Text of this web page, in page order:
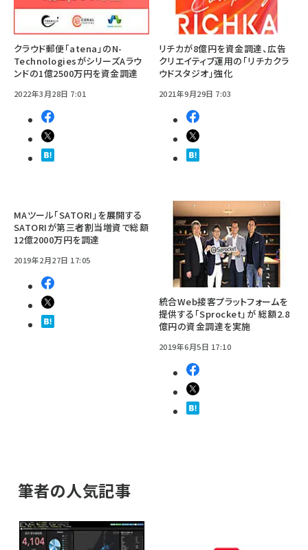
クラウド郵便「atena」のN-
TechnologiesがシリーズAラウ
ンドの1億2500万円を資金調達
2022年3月28日 7:01
リチカが8億円を資金調達、広告
クリエイティブ運用の「リチカクラ
ウドスタジオ」強化
2021年9月29日 7:03
MAツール「SATORI」を展開する
SATORIが第三者割当増資で総額
12億2000万円を調達
2019年2月27日 17:05
統合Web接客プラットフォームを
提供する「Sprocket」が 総額2.8
億円の資金調達を実施
2019年6月5日 17:10
筆者の人気記事